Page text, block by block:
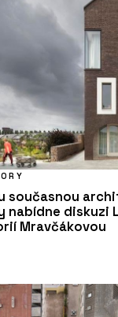
současnou
nabídne diskuzi
Mravčákovou